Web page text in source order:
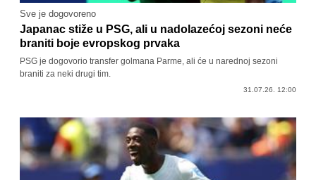
Sve je dogovoreno
Japanac stiže u PSG, ali u nadolazećoj sezoni neće
braniti boje evropskog prvaka
PSG je dogovorio transfer golmana Parme, ali će u narednoj sezoni
braniti za neki drugi tim.
31.07.26. 12:00